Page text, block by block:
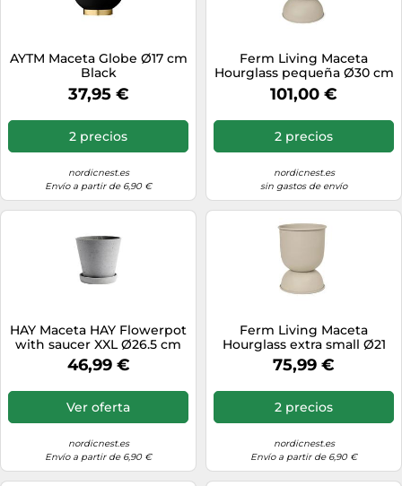
AYTM Maceta Globe Ø17 cm
Black
37,95 €
2 precios
nordicnest.es
Envío a partir de 6,90 €
Ferm Living Maceta
Hourglass pequeña Ø30 cm
Cashmere
101,00 €
2 precios
nordicnest.es
sin gastos de envío
HAY Maceta HAY Flowerpot
with saucer XXL Ø26.5 cm
gris
46,99 €
Ver oferta
nordicnest.es
Envío a partir de 6,90 €
Ferm Living Maceta
Hourglass extra small Ø21
cm Cashmere
75,99 €
2 precios
nordicnest.es
Envío a partir de 6,90 €